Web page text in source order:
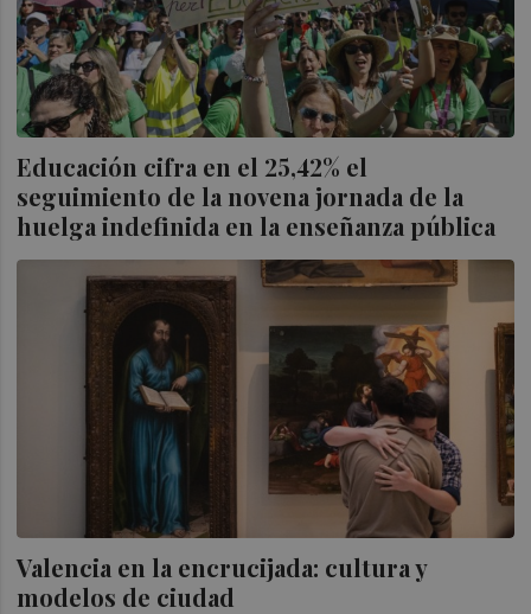
Educación cifra en el 25,42% el
seguimiento de la novena jornada de la
huelga indefinida en la enseñanza pública
Valencia en la encrucijada: cultura y
modelos de ciudad